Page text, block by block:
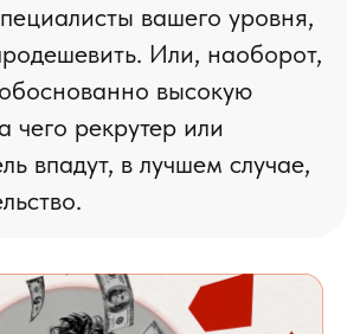
вашего уровня,
Или, наоборот,
высокую
чего рекрутер или
впадут, в лучшем случае,